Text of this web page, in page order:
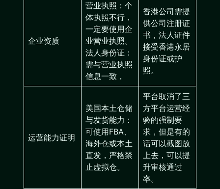
企业资质
营业执照：个
体执照不行，
一定要使用企
业营业执照。
法人身份证：
需与营业执照
信息一致，
香港公司需提
供公司注册证
书，法人证件
接受香港永居
身份证或护
照。
运营能力证明
美国本土仓储
与发货能力：
可使用FBA、
海外仓或本土
直发，严格禁
止虚拟仓。
平台取消了三
方平台运营经
验的强制要
求，但是有的
话可以截图放
上去，可以提
升审核通过
率。